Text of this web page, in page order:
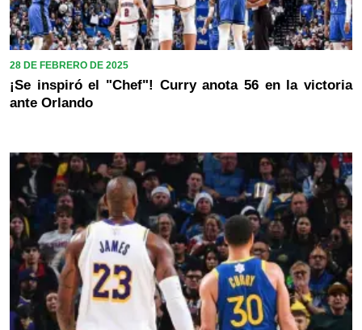
28 DE FEBRERO DE 2025
¡Se inspiró el "Chef"! Curry anota 56 en la victoria
ante Orlando